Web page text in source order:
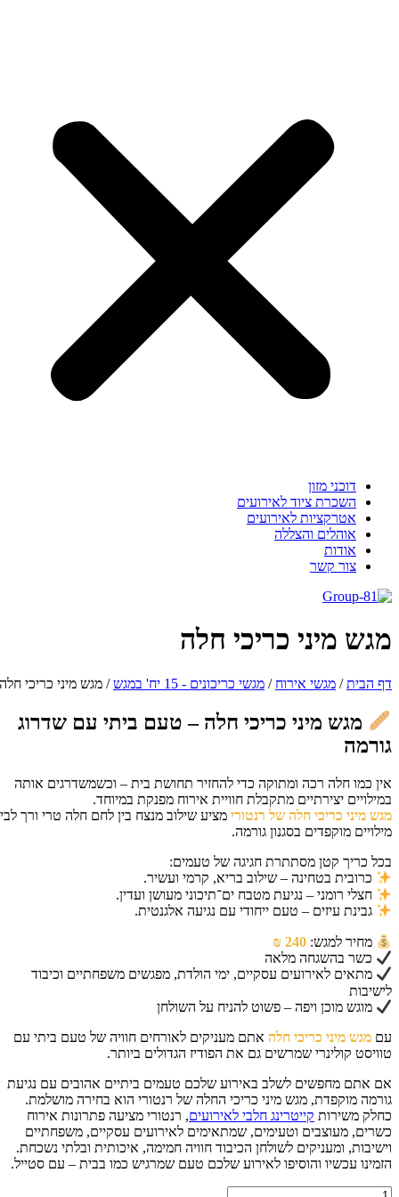
דוכני מזון
השכרת ציוד לאירועים
אטרקציות לאירועים
אוהלים והצללה
אודות
צור קשר
מיני כריכי חלה
הבית/מגשי אירוח/מגשי כריכונים - 15 יח' במגש /מגש מיני כריכי חלה
מגש מיני כריכי חלה – טעם ביתי עם שדרוג
כמו חלה רכה ומתוקה כדי להחזיר תחושת בית – וכשמשדרגים אותה
יצירתיים מתקבלת חוויית אירוח מפנקת במיוחד.
מיני כריכי חלה של רנטורימציע שילוב מנצח בין לחם חלה טרי ורך לבין
מוקפדים בסגנון גורמה.
כריך קטן מסתתרת חגיגה של טעמים:
כרובית בטחינה – שילוב בריא, קרמי ועשיר.
חצלי רומני – נגיעת מטבח ים־תיכוני מעושן ועדין.
גבינת עיזים – טעם ייחודי עם נגיעה אלגנטית.
מחיר למגש:240 ₪
כשר בהשגחה מלאה
מתאים לאירועים עסקיים, ימי הולדת, מפגשים משפחתיים וכיבוד
מוגש מוכן ויפה – פשוט להניח על השולחן
מגש מיני כריכי חלהאתם מעניקים לאורחים חוויה של טעם ביתי עם
קולינרי שמרשים גם את הפודיז הגדולים ביותר.
אתם מחפשים לשלב באירוע שלכם טעמים ביתיים אהובים עם נגיעת
מוקפדת, מגש מיני כריכי החלה של רנטורי הוא בחירה מושלמת.
משירותקייטרינג חלבי לאירועים, רנטורי מציעה פתרונות אירוח
מעוצבים וטעימים, שמתאימים לאירועים עסקיים, משפחתיים
ומעניקים לשולחן הכיבוד חוויה חמימה, איכותית ובלתי נשכחת.
עכשיו והוסיפו לאירוע שלכם טעם שמרגיש כמו בבית – עם סטייל.